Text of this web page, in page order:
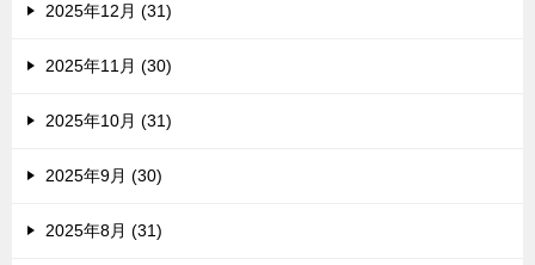
2025年12月 (31)
2025年11月 (30)
2025年10月 (31)
2025年9月 (30)
2025年8月 (31)